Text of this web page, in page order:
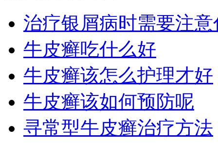
治疗银屑病时需要注意
牛皮癣吃什么好
牛皮癣该怎么护理才好
牛皮癣该如何预防呢
寻常型牛皮癣治疗方法